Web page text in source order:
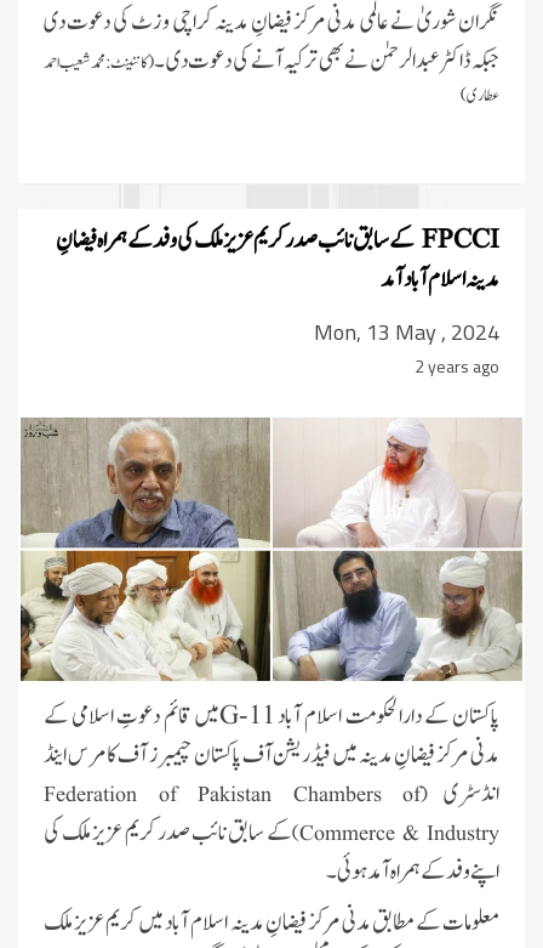
نگران شوریٰ نے عالمی مدنی مرکز فیضانِ مدینہ کراچی وزٹ کی دعوت دی
جبکہ ڈاکٹر عبد الرحمٰن نے بھی ترکیہ آنے کی دعوت دی ۔(کانٹینٹ: محمد شعیب احمد
عطاری)
FPCCIکے سابق نائب صدر کریم عزیز ملک کی وفد کے ہمراہ فیضانِ
مدینہ اسلام آباد آمد
Mon, 13 May , 2024
2 years ago
پاکستان کے دارالحکومت اسلام آبادG-11میں قائم دعوتِ اسلامی کے
مدنی مرکز فیضانِ مدینہ میں فیڈریشن آف پاکستان چیمبرز آف کامرس اینڈ
انڈسٹری (
Federation of Pakistan Chambers of
Commerce & Industry
)کے سابق نائب صدر کریم عزیز ملک کی
اپنے وفد کے ہمراہ آمد ہوئی۔
معلومات کے مطابق مدنی مرکز فیضانِ مدینہ اسلام آباد میں کریم عزیز ملک